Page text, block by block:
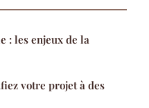
: les enjeux de la
votre projet à des